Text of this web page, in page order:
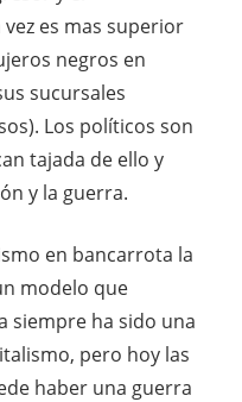
es mas superior
negros en
sucursales
Los políticos son
tajada de ello y
y la guerra.
en bancarrota la
modelo que
siempre ha sido una
pero hoy las
haber una guerra